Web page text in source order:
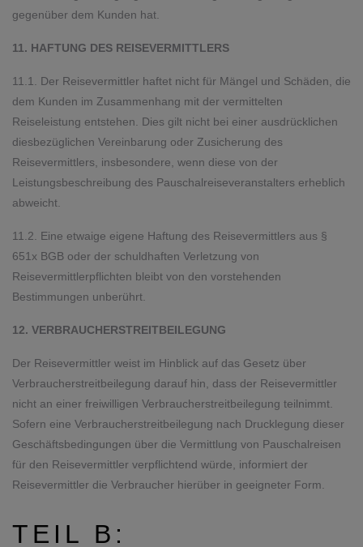
gegenüber dem Kunden hat.
11. HAFTUNG DES REISEVERMITTLERS
11.1. Der Reisevermittler haftet nicht für Mängel und Schäden, die
dem Kunden im Zusammenhang mit der vermittelten
Reiseleistung entstehen. Dies gilt nicht bei einer ausdrücklichen
diesbezüglichen Vereinbarung oder Zusicherung des
Reisevermittlers, insbesondere, wenn diese von der
Leistungsbeschreibung des Pauschalreiseveranstalters erheblich
abweicht.
11.2. Eine etwaige eigene Haftung des Reisevermittlers aus §
651x BGB oder der schuldhaften Verletzung von
Reisevermittlerpflichten bleibt von den vorstehenden
Bestimmungen unberührt.
12. VERBRAUCHERSTREITBEILEGUNG
Der Reisevermittler weist im Hinblick auf das Gesetz über
Verbraucherstreitbeilegung darauf hin, dass der Reisevermittler
nicht an einer freiwilligen Verbraucherstreitbeilegung teilnimmt.
Sofern eine Verbraucherstreitbeilegung nach Drucklegung dieser
Geschäftsbedingungen über die Vermittlung von Pauschalreisen
für den Reisevermittler verpflichtend würde, informiert der
Reisevermittler die Verbraucher hierüber in geeigneter Form.
TEIL B: